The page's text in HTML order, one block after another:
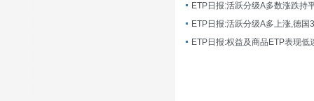
ETP日报:活跃分级A多数涨跌持
ETP日报:活跃分级A多上涨,德国